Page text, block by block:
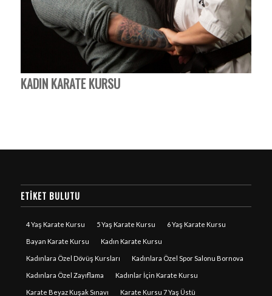
KADIN KARATE KURSU
ETIKET BULUTU
4 Yaş Karate Kursu 5 Yaş Karate Kursu 6 Yaş Karate Kursu
Bayan Karate Kursu Kadın Karate Kursu
Kadınlara Özel Dövüş Kursları Kadınlara Özel Spor Salonu Bornova
Kadınlara Özel Zayıflama Kadınlar İçin Karate Kursu
Karate Beyaz Kuşak Sınavı Karate Kursu 7 Yaş Üstü